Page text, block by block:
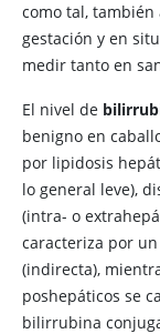
como tal,
gestación y en
medir tanto en
El nivel de
benigno en
por lipidosis
lo general leve),
(intra- o
caracteriza por
(indirecta),
poshepáticos se
bilirrubina